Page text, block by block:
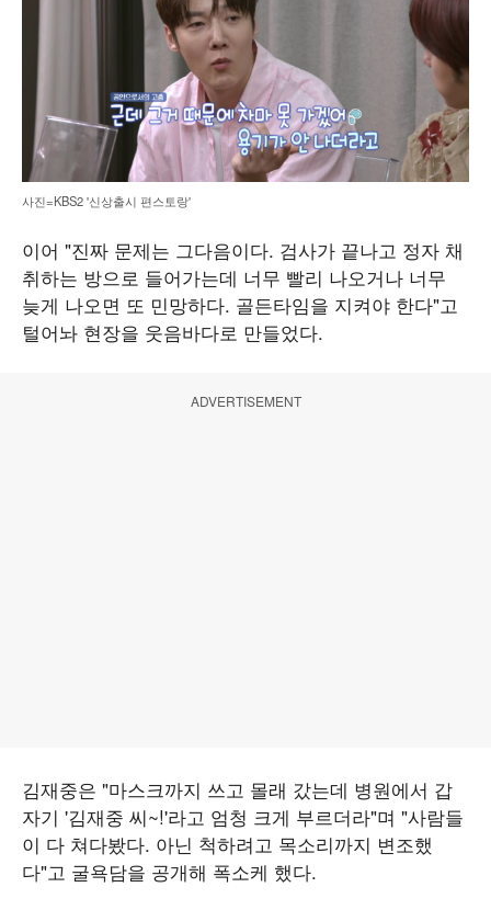
사진=KBS2 '신상출시 편스토랑'
이어 "진짜 문제는 그다음이다. 검사가 끝나고 정자 채
취하는 방으로 들어가는데 너무 빨리 나오거나 너무
늦게 나오면 또 민망하다. 골든타임을 지켜야 한다"고
털어놔 현장을 웃음바다로 만들었다.
ADVERTISEMENT
김재중은 "마스크까지 쓰고 몰래 갔는데 병원에서 갑
자기 '김재중 씨~!'라고 엄청 크게 부르더라"며 "사람들
이 다 쳐다봤다. 아닌 척하려고 목소리까지 변조했
다"고 굴욕담을 공개해 폭소케 했다.